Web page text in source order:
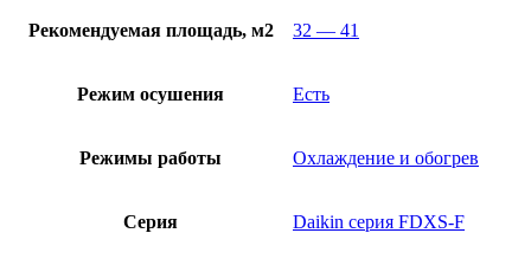
Рекомендуемая площадь, м2 32 — 41
Режим осушения Есть
Режимы работы Охлаждение и обогрев
Серия Daikin серия FDXS-F